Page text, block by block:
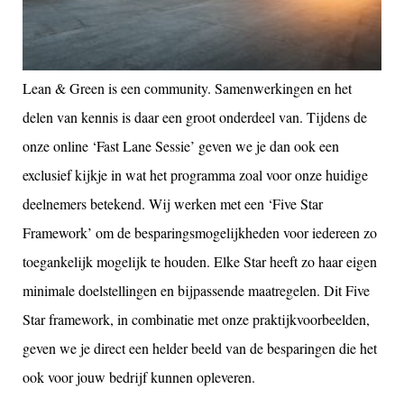
Lean & Green is een community. Samenwerkingen en het
delen van kennis is daar een groot onderdeel van. Tijdens de
onze online ‘Fast Lane Sessie’ geven we je dan ook een
exclusief kijkje in wat het programma zoal voor onze huidige
deelnemers betekend. Wij werken met een ‘Five Star
Framework’ om de besparingsmogelijkheden voor iedereen zo
toegankelijk mogelijk te houden. Elke Star heeft zo haar eigen
minimale doelstellingen en bijpassende maatregelen. Dit Five
Star framework, in combinatie met onze praktijkvoorbeelden,
geven we je direct een helder beeld van de besparingen die het
ook voor jouw bedrijf kunnen opleveren.